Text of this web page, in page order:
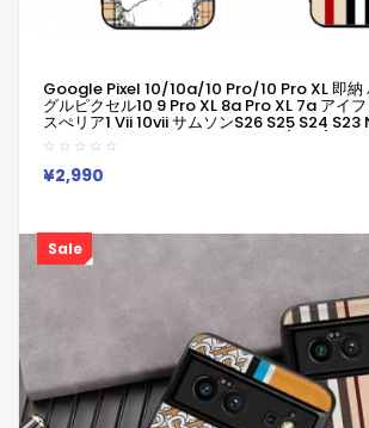
Google Pixel 10/10a/10 Pro/10 Pro XL 即納
グルピクセル10 9 Pro XL 8a Pro XL 7a アイフ
スぺリア1 Vii 10vii サムソンs26 S25 S24
ランド Galaxy A55 A54 A36 S26/S25/S24
バリー風コラージュチェックケース Burberry
10a 9a 8a Pro 7a 6/7/6a/ブランドケース
¥2,990
Sale